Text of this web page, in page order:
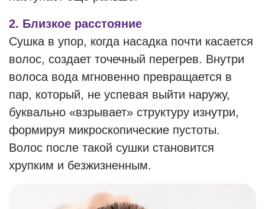
2. Близкое расстояние
Сушка в упор, когда насадка почти касается
волос, создает точечный перегрев. Внутри
волоса вода мгновенно превращается в
пар, который, не успевая выйти наружу,
буквально «взрывает» структуру изнутри,
формируя микроскопические пустоты.
Волос после такой сушки становится
хрупким и безжизненным.